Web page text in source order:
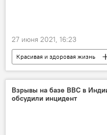
27 июня 2021, 16:23
Красивая и здоровая жизнь
В мире
Общество
свойства
полезные свойства
Взрывы на базе ВВС в
обсудили инцидент